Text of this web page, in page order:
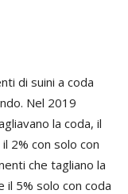
di suini a coda
Nel 2019
la coda, il
2% con solo con
che tagliano la
il 5% solo con coda